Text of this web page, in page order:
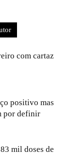
com cartaz
positivo mas
por definir
mil doses de